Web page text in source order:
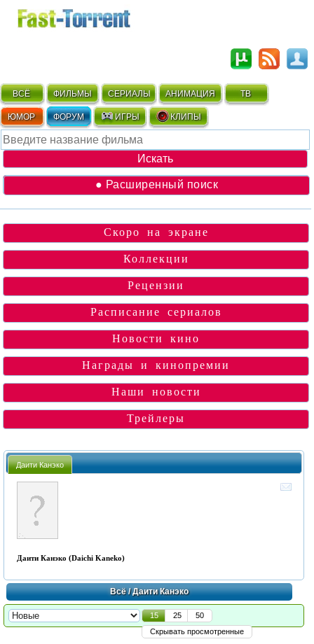
ВСЁ ФИЛЬМЫ СЕРИАЛЫ АНИМАЦИЯ ТВ
ЮМОР ФОРУМ ИГРЫ КЛИПЫ
● Расширенный поиск
Скоро на экране
Коллекции
Рецензии
Расписание сериалов
Новости кино
Награды и кинопремии
Наши новости
Трейлеры
Даити Канэко
Даити Канэко (Daichi Kaneko)
Всё/ Даити Канэко
15 25
50
Скрывать просмотренные